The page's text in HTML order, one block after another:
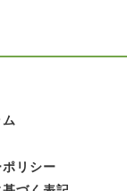
リシー